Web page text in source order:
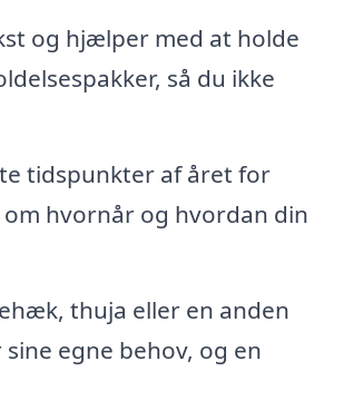
og hjælper med at holde
så du ikke
tidspunkter af året for
hvornår og hvordan din
thuja eller en anden
egne behov, og en